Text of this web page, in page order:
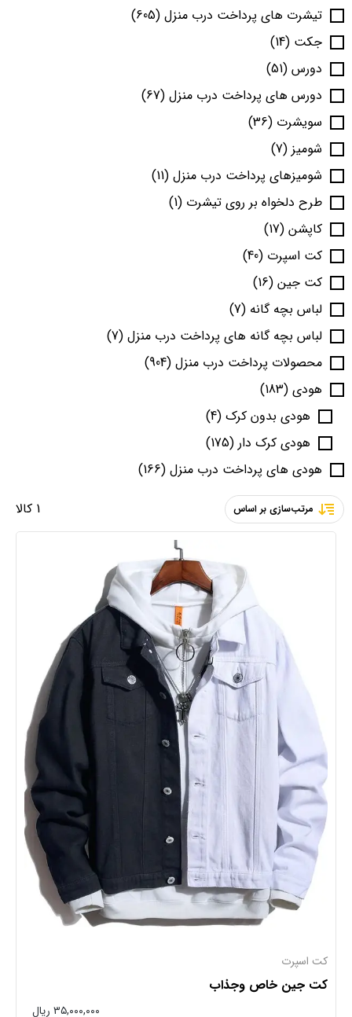
تیشرت های پرداخت درب منزل (605)
جکت (14)
دورس (51)
دورس های پرداخت درب منزل (67)
سویشرت (36)
شومیز (7)
شومیزهای پرداخت درب منزل (11)
طرح دلخواه بر روی تیشرت (1)
کاپشن (17)
کت اسپرت (40)
کت جین (16)
لباس بچه گانه (7)
لباس بچه گانه های پرداخت درب منزل (7)
محصولات پرداخت درب منزل (904)
هودی (183)
هودی بدون کرک (4)
هودی کرک دار (175)
هودی های پرداخت درب منزل (166)
1 کالا
مرتب‌سازی بر اساس
کت اسپرت
کت جین خاص وجذاب
۳۵,۰۰۰,۰۰۰ ریال